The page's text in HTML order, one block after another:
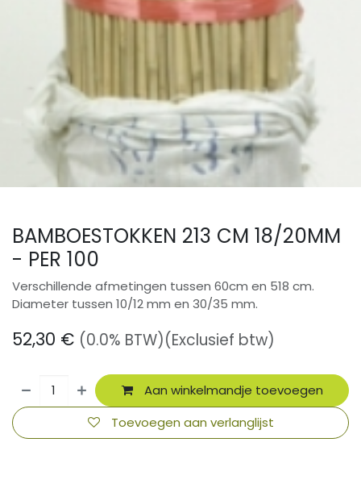
BAMBOESTOKKEN 213 CM 18/20MM
- PER 100
Verschillende afmetingen tussen 60cm en 518 cm.
Diameter tussen 10/12 mm en 30/35 mm.
52,30 € (0.0% BTW)(Exclusief btw)
Aan winkelmandje toevoegen
Toevoegen aan verlanglijst